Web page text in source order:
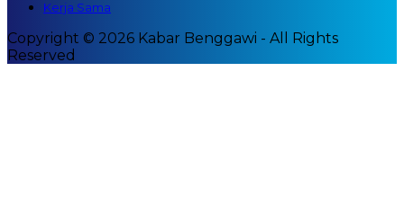
Kerja Sama
Copyright © 2026 Kabar Benggawi - All Rights
Reserved